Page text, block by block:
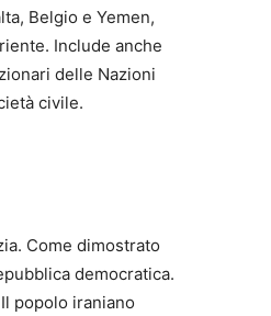
Belgio e Yemen,
Include anche
delle Nazioni
civile.
Come dimostrato
democratica.
popolo iraniano